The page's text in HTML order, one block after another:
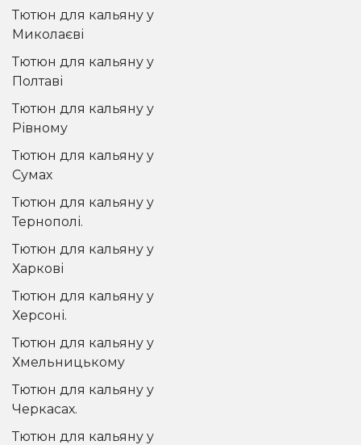
Тютюн для кальяну у
Миколаєві
Тютюн для кальяну у
Полтаві
Тютюн для кальяну у
Рівному
Тютюн для кальяну у
Сумах
Тютюн для кальяну у
Тернополі.
Тютюн для кальяну у
Харкові
Тютюн для кальяну у
Херсоні.
Тютюн для кальяну у
Хмельницькому
Тютюн для кальяну у
Черкасах.
Тютюн для кальяну у